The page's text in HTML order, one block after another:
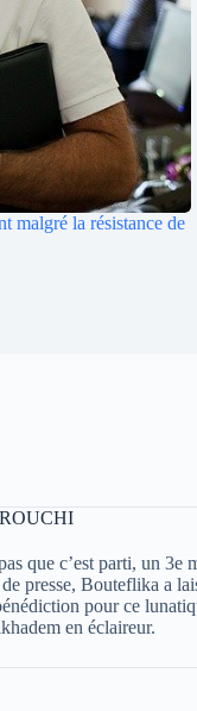
malgré la résistance de
que c’est parti, un 3e
presse, Bouteflika a
pour ce
en éclaireur.